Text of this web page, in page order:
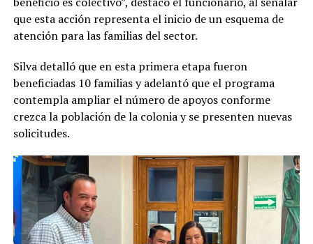
que esta acción representa el inicio de un esquema de
atención para las familias del sector.
Silva detalló que en esta primera etapa fueron
beneficiadas 10 familias y adelantó que el programa
contempla ampliar el número de apoyos conforme
crezca la población de la colonia y se presenten nuevas
solicitudes.